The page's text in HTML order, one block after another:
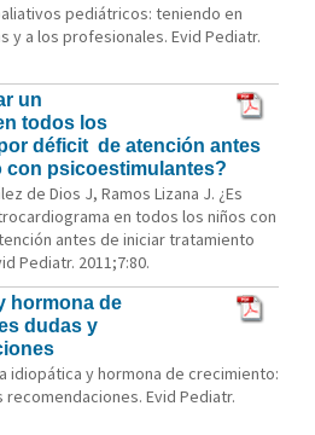
pediátricos: teniendo en
y a los profesionales. Evid Pediatr.
un
todos los
déficit de atención antes
con psicoestimulantes?
de Dios J, Ramos Lizana J. ¿Es
en todos los niños con
antes de iniciar tratamiento
Pediatr. 2011;7:80.
hormona de
dudas y
idiopática y hormona de crecimiento:
Evid Pediatr.